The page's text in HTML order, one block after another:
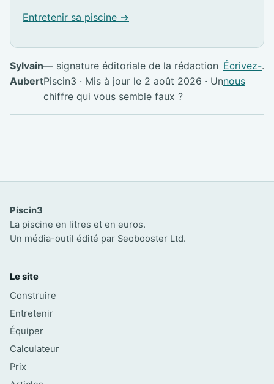
Entretenir sa piscine →
Sylvain
Aubert
— signature éditoriale de la rédaction
Piscin3 · Mis à jour le 2 août 2026 · Un
chiffre qui vous semble faux ?
Écrivez-
nous
.
Piscin3
La piscine en litres et en euros.
Un média-outil édité par Seobooster Ltd.
Le site
Construire
Entretenir
Équiper
Calculateur
Prix